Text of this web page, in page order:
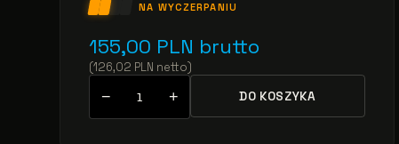
NA WYCZERPANIU
155,00 PLN brutto
(126,02 PLN netto)
− + DO KOSZYKA